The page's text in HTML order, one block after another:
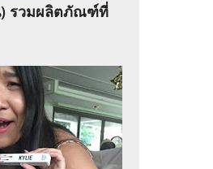
) รวมผลิตภัณฑ์ที่